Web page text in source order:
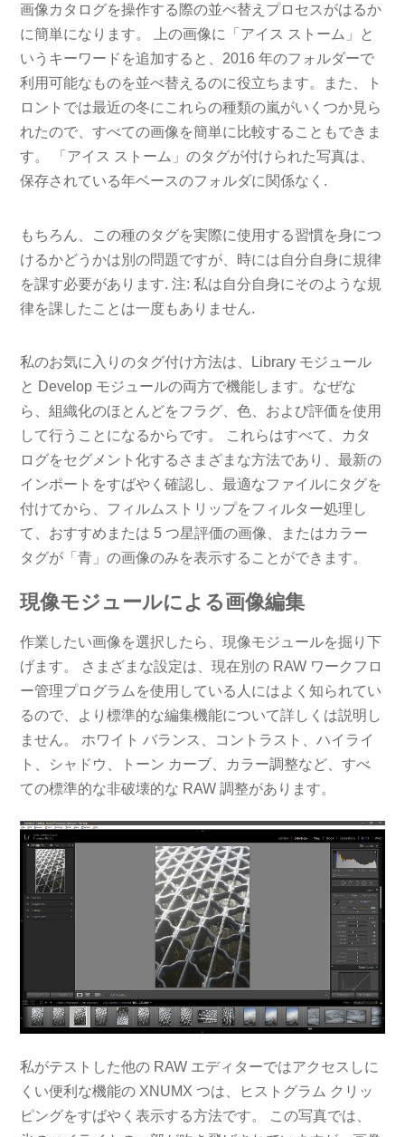
画像カタログを操作する際の並べ替えプロセスがはるか
に簡単になります。 上の画像に「アイス ストーム」と
いうキーワードを追加すると、2016 年のフォルダーで
利用可能なものを並べ替えるのに役立ちます。また、ト
ロントでは最近の冬にこれらの種類の嵐がいくつか見ら
れたので、すべての画像を簡単に比較することもできま
す。 「アイス ストーム」のタグが付けられた写真は、
保存されている年ベースのフォルダに関係なく.
もちろん、この種のタグを実際に使用する習慣を身につ
けるかどうかは別の問題ですが、時には自分自身に規律
を課す必要があります. 注: 私は自分自身にそのような規
律を課したことは一度もありません.
私のお気に入りのタグ付け方法は、Library モジュール
と Develop モジュールの両方で機能します。なぜな
ら、組織化のほとんどをフラグ、色、および評価を使用
して行うことになるからです。 これらはすべて、カタ
ログをセグメント化するさまざまな方法であり、最新の
インポートをすばやく確認し、最適なファイルにタグを
付けてから、フィルムストリップをフィルター処理し
て、おすすめまたは 5 つ星評価の画像、またはカラー
タグが「青」の画像のみを表示することができます。
現像モジュールによる画像編集
作業したい画像を選択したら、現像モジュールを掘り下
げます。 さまざまな設定は、現在別の RAW ワークフロ
ー管理プログラムを使用している人にはよく知られてい
るので、より標準的な編集機能について詳しくは説明し
ません。 ホワイト バランス、コントラスト、ハイライ
ト、シャドウ、トーン カーブ、カラー調整など、すべ
ての標準的な非破壊的な RAW 調整があります。
私がテストした他の RAW エディターではアクセスしに
くい便利な機能の XNUMX つは、ヒストグラム クリッ
ピングをすばやく表示する方法です。 この写真では、